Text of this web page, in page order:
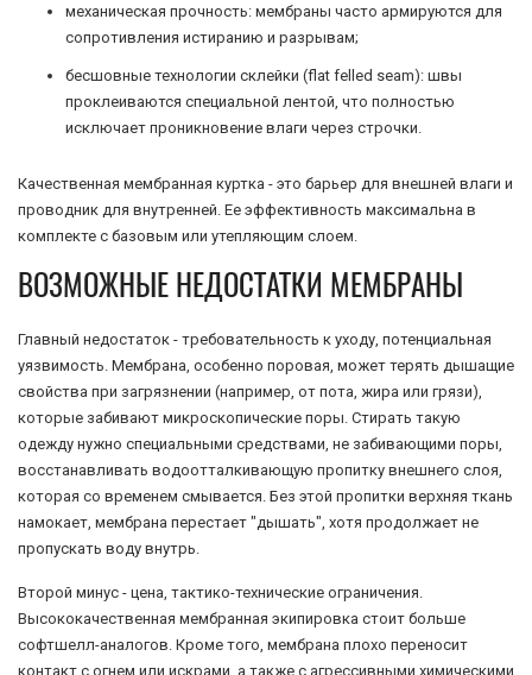
механическая прочность: мембраны часто армируются для
сопротивления истиранию и разрывам;
беcшовные технологии склейки (flat felled seam): швы
проклеиваются специальной лентой, что полностью
исключает проникновение влаги через строчки.
Качественная мембранная куртка - это барьер для внешней влаги и
проводник для внутренней. Ее эффективность максимальна в
комплекте с базовым или утепляющим слоем.
ВОЗМОЖНЫЕ НЕДОСТАТКИ МЕМБРАНЫ
Главный недостаток - требовательность к уходу, потенциальная
уязвимость. Мембрана, особенно поровая, может терять дышащие
свойства при загрязнении (например, от пота, жира или грязи),
которые забивают микроскопические поры. Стирать такую
одежду нужно специальными средствами, не забивающими поры,
восстанавливать водоотталкивающую пропитку внешнего слоя,
которая со временем смывается. Без этой пропитки верхняя ткань
намокает, мембрана перестает "дышать", хотя продолжает не
пропускать воду внутрь.
Второй минус - цена, тактико-технические ограничения.
Высококачественная мембранная экипировка стоит больше
софтшелл-аналогов. Кроме того, мембрана плохо переносит
контакт с огнем или искрами, а также с агрессивными химическими